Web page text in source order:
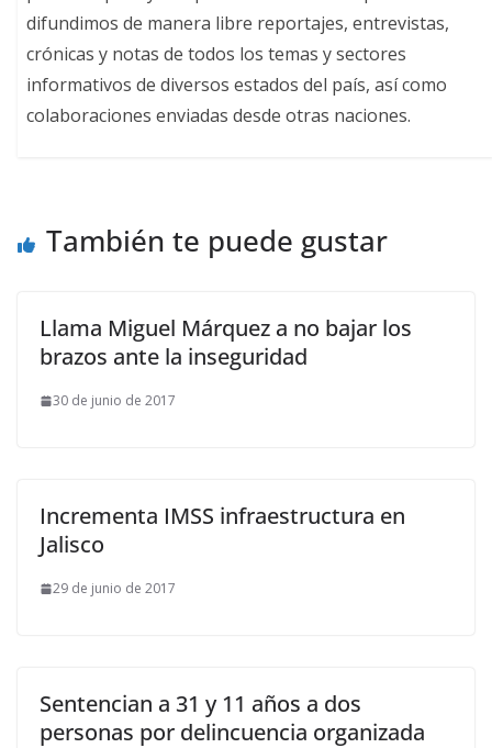
difundimos de manera libre reportajes, entrevistas,
crónicas y notas de todos los temas y sectores
informativos de diversos estados del país, así como
colaboraciones enviadas desde otras naciones.
También te puede gustar
Llama Miguel Márquez a no bajar los
brazos ante la inseguridad
30 de junio de 2017
Incrementa IMSS infraestructura en
Jalisco
29 de junio de 2017
Sentencian a 31 y 11 años a dos
personas por delincuencia organizada